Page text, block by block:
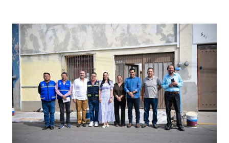
conoces ni la mitad de lo que deberías saber. Pero incluso
quienes ya han tenido relaciones sexuales no son expertos
o expertas en el tema. Siempre hay algo nuevo que
aprender y nuevas experiencias que conocer. Si eres una
chica y aún no has tenido relaciones sexuales, tal vez
pienses que el sexo será increíble y no puedas esperar para
experimentarlo, pero como cualquier persona con
experiencia te dirá, siempre es mejor cuando ambas partes